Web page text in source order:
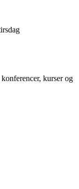
kurser og